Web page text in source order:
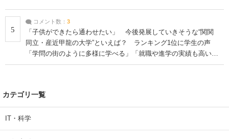
5
コメント数： 3
「子供ができたら通わせたい」 今後発展していきそうな“関関
同立・産近甲龍の大学”といえば？ ランキング1位に学生の声
「学問の街のように多様に学べる」「就職や進学の実績も高い」
| 大学 ねとらぼリサーチ
カテゴリ一覧
IT・科学